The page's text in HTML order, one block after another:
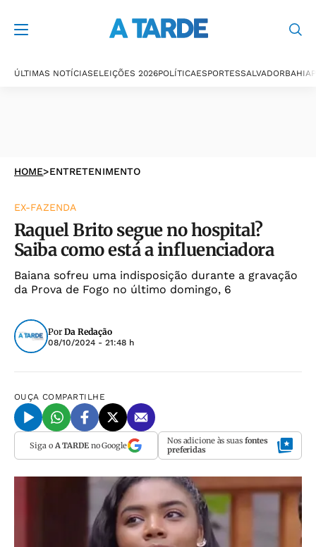
ÚLTIMAS NOTÍCIASELEIÇÕES 2026POLÍTICAESPORTESSALVADORBAHIA
HOME>ENTRETENIMENTO
EX-FAZENDA
Raquel Brito segue no hospital?
Saiba como está a influenciadora
Baiana sofreu uma indisposição durante a gravação
da Prova de Fogo no último domingo, 6
Por Da Redação
08/10/2024 - 21:48 h
OUÇA COMPARTILHE
Siga o A TARDEno Google Nos adicione às suas fontes
preferidas